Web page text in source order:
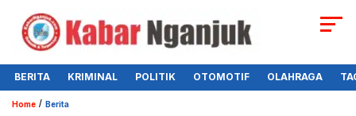
BERITA KRIMINAL POLITIK OTOMOTIF OLAHRAGA
Home / Berita